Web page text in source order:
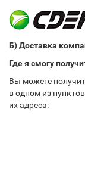
Б) Доставка
Где я смогу
Вы можете
в одном из
их адреса: